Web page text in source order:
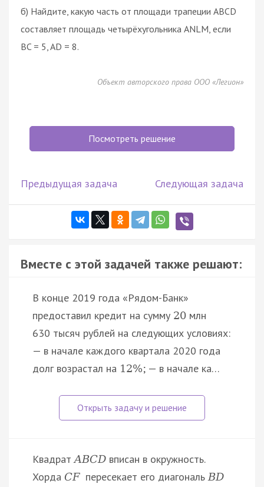
б) Найдите, какую часть от площади трапеции ABCD
составляет площадь четырёхугольника ANLM, если
BC = 5, AD = 8.
Объект авторского права ООО «Легион»
Посмотреть решение
Предыдущая задача Следующая задача
Вместе с этой задачей также решают:
В конце 2019 года «Рядом-Банк»
предоставил кредит на сумму 20 млн
630 тысяч рублей на следующих условиях:
— в начале каждого квартала 2020 года
долг возрастал на 12%; — в начале ка…
КвадратABCD вписан в окружность.
Хорда CF пересекает его диагональBD